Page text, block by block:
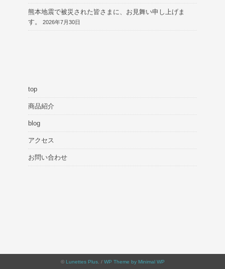
熊本地震で被災された皆さまに、お見舞い申し上げま
す。
2026年7月30日
top
商品紹介
blog
アクセス
お問い合わせ
© Lunettes Plus. / WP Theme by Minimal WP